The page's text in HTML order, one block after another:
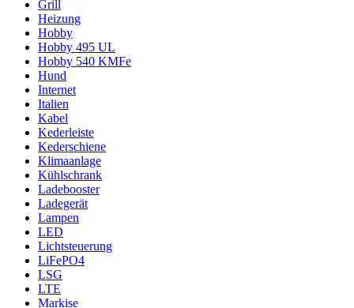
Grill
Heizung
Hobby
Hobby 495 UL
Hobby 540 KMFe
Hund
Internet
Italien
Kabel
Kederleiste
Kederschiene
Klimaanlage
Kühlschrank
Ladebooster
Ladegerät
Lampen
LED
Lichtsteuerung
LiFePO4
LSG
LTE
Markise